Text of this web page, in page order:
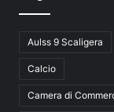
Aulss 9 Scaligera
Calcio
Camera di